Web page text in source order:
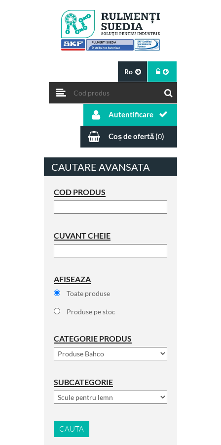
Ro
Autentificare
Coș de ofertă (0)
CAUTARE AVANSATA
COD PRODUS
CUVANT CHEIE
AFISEAZA
Toate produse
Produse pe stoc
CATEGORIE PRODUS
SUBCATEGORIE
CAUTA